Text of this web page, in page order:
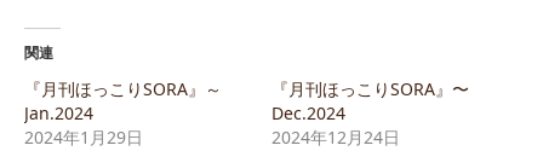
関連
『月刊ほっこりSORA』～
Jan.2024
2024年1月29日
『月刊ほっこりSORA』〜
Dec.2024
2024年12月24日